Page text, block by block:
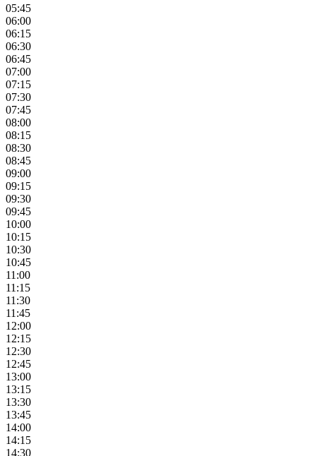
05:45
06:00
06:15
06:30
06:45
07:00
07:15
07:30
07:45
08:00
08:15
08:30
08:45
09:00
09:15
09:30
09:45
10:00
10:15
10:30
10:45
11:00
11:15
11:30
11:45
12:00
12:15
12:30
12:45
13:00
13:15
13:30
13:45
14:00
14:15
14:30